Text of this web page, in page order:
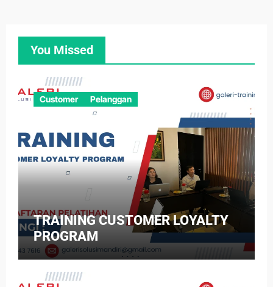
You Missed
Customer Pelanggan
TRAINING CUSTOMER LOYALTY
PROGRAM